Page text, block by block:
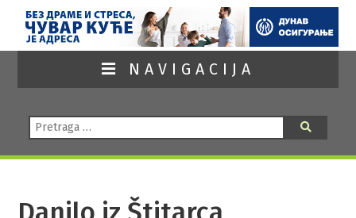
NAVIGACIJA
Pretraga: